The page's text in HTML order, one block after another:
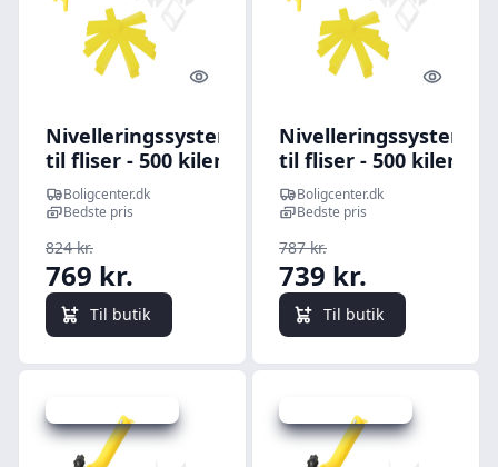
Quick look
Nivelleringssystem
til fliser - 500 kiler,
2.500 klips, 1,5 mm
Boligcenter.dk
Bedste pris
824 kr.
769 kr.
Til butik
Quick
Nivelleringssystem
til fliser - 500 kiler,
2.500 klips, 2 mm
Boligcenter.dk
Bedste pris
787 kr.
739 kr.
Til butik